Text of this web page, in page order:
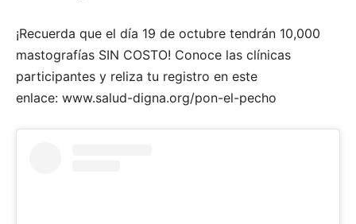
¡Recuerda que el día 19 de octubre tendrán 10,000
mastografías SIN COSTO! Conoce las clínicas
participantes y reliza tu registro en este
enlace: www.salud-digna.org/pon-el-pecho